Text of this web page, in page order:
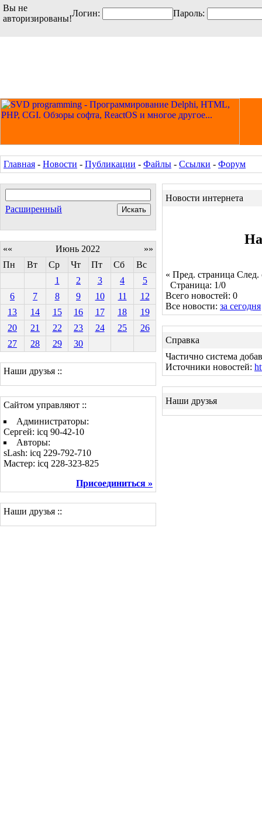
Вы не
авторизированы!
Логин: Пароль:
Главная - Новости - Публикации - Файлы - Ссылки - Форум
Расширенный
«« Июнь 2022
»»
Пн
Вт Ср Чт Пт Сб
Вс
1
2 3 4
5
6
7 8 9 10 11
12
13
14 15 16 17 18
19
20
21 22 23 24 25
26
27
28 29 30
Наши друзья ::
Сайтом управляют ::
Администраторы:
Сергей: icq 90-42-10
Авторы:
sLash: icq 229-792-710
Мастер: icq 228-323-825
Присоединиться »
Наши друзья ::
Новости интернета
На
« Пред. страница След.
Страница: 1/0
Всего новостей: 0
Все новости: за сегодня
Справка
Частично система
Источники новостей:
Наши друзья